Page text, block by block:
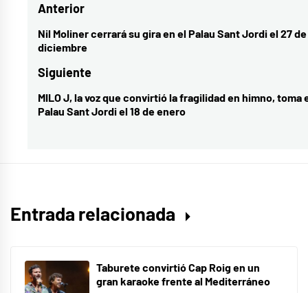
fest
2026,
chanel
Navegación
de
Anterior
Entrada
anterior:
Nil Moliner cerrará su gira en el Palau Sant Jordi el 27 de
diciembre
Siguiente
Entrada
siguiente:
MILO J, la voz que convirtió la fragilidad en himno, toma
Palau Sant Jordi el 18 de enero
Entrada relacionada
Taburete convirtió Cap Roig en un
gran karaoke frente al Mediterráneo